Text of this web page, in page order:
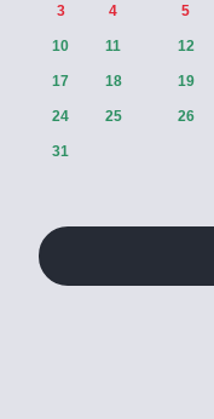
3 4 5
10 11 12
17 18 19
24 25 26
31